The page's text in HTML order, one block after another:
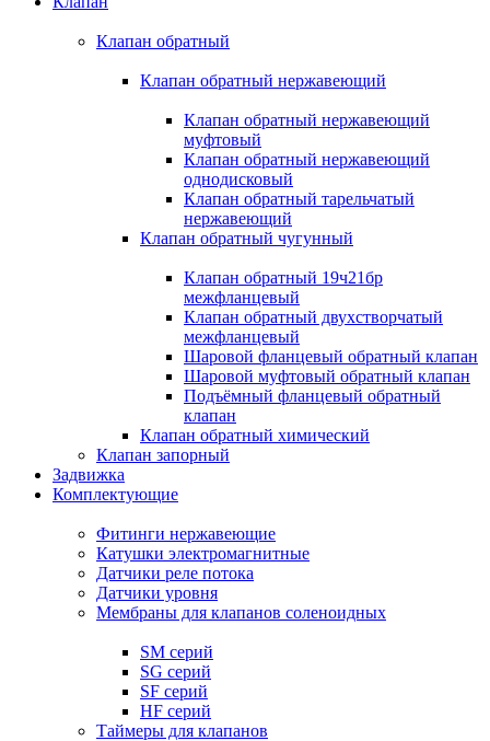
Клапан обратный
Клапан обратный нержавеющий
Клапан обратный нержавеющий
муфтовый
Клапан обратный нержавеющий
однодисковый
Клапан обратный тарельчатый
нержавеющий
Клапан обратный чугунный
Клапан обратный 19ч21бр
межфланцевый
Клапан обратный двухстворчатый
межфланцевый
Шаровой фланцевый обратный клапан
Шаровой муфтовый обратный клапан
Подъёмный фланцевый обратный
клапан
Клапан обратный химический
Клапан запорный
Задвижка
Комплектующие
Фитинги нержавеющие
Катушки электромагнитные
Датчики реле потока
Датчики уровня
Мембраны для клапанов соленоидных
SM серий
SG серий
SF серий
HF серий
Таймеры для клапанов